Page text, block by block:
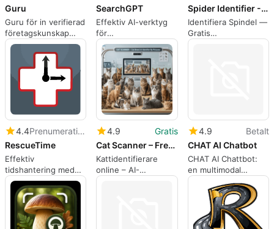
Guru
Guru för in verifierad
företagskunskap
direkt i arbetsflöden
SearchGPT
Effektiv AI-verktyg
för
spreadsheetgenerering
Spider Identifier - Free Insect identification App
Identifiera Spindel —
Gratis
4.4
Prenumeration
RescueTime
Effektiv
tidshantering med
RescueTime
4.9
Gratis
Cat Scanner – Free Cat Breed Identifier App
Kattidentifierare
online – AI-
rasavläsare genom
4.9
Betalt
CHAT AI Chatbot
CHAT AI Chattbot:
en multimodal
assistent för
skrivande och
visuella